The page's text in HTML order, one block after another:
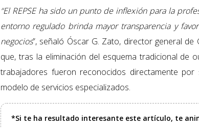
“El REPSE ha sido un punto de inflexión para la
entorno regulado brinda mayor transparencia y
negocios”, señaló Óscar G. Zato, director general
que, tras la eliminación del esquema tradicional de
trabajadores fueron reconocidos directamente
modelo de servicios especializados.
*Si te ha resultado interesante este artículo, te